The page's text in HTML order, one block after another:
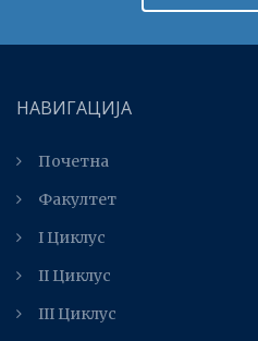
НАВИГАЦИЈА
Почетна
Факултет
I Циклус
II Циклус
III Циклус